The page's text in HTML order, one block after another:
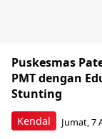
Kendal
Puskesmas
PMT dengan
Stunting
Jumat, 7